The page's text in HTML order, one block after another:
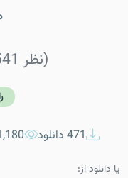
(541 نظر)
471 دانلود 1,180
یا دانلود از: